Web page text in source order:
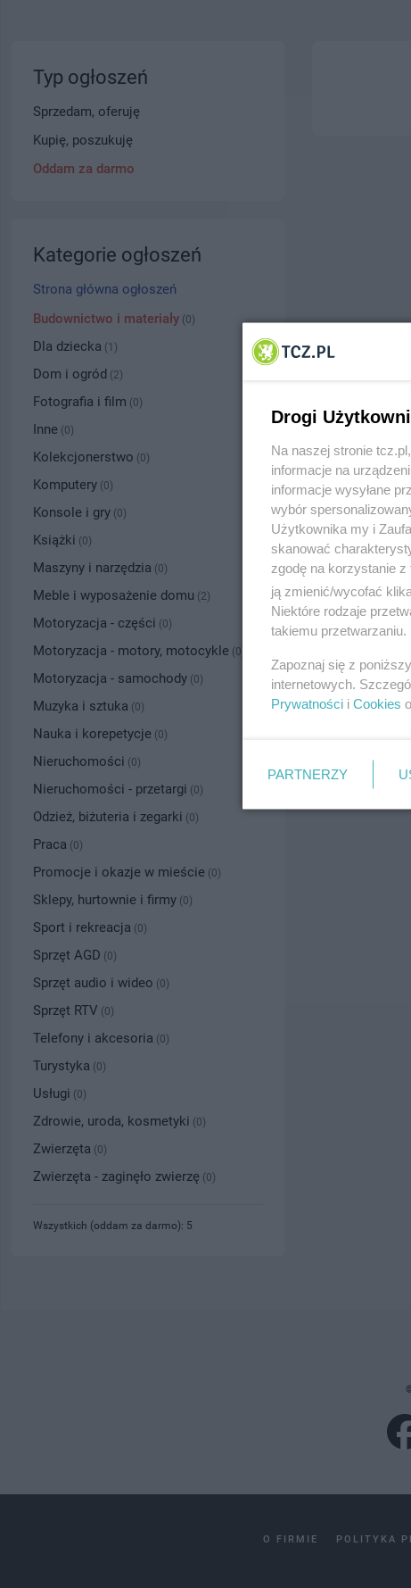
Typ ogłoszeń
Sprzedam, oferuję
Kupię, poszukuję
Oddam za darmo
Kategorie ogłoszeń
Strona główna ogłoszeń
Budownictwo i materiały (0)
Dla dziecka (1)
Dom i ogród (2)
Fotografia i film (0)
Inne (0)
Kolekcjonerstwo (0)
Komputery (0)
Konsole i gry (0)
Książki (0)
Maszyny i narzędzia (0)
Meble i wyposażenie domu (2)
Motoryzacja - części (0)
Motoryzacja - motory, motocykle (0)
Motoryzacja - samochody (0)
Muzyka i sztuka (0)
Nauka i korepetycje (0)
Nieruchomości (0)
Nieruchomości - przetargi (0)
Odzież, biżuteria i zegarki (0)
Praca (0)
Promocje i okazje w mieście (0)
Sklepy, hurtownie i firmy (0)
Sport i rekreacja (0)
Sprzęt AGD (0)
Sprzęt audio i wideo (0)
Sprzęt RTV (0)
Telefony i akcesoria (0)
Turystyka (0)
Usługi (0)
Zdrowie, uroda, kosmetyki (0)
Zwierzęta (0)
Zwierzęta - zaginęło zwierzę (0)
Wszystkich (oddam za darmo): 5
O FIRMIE POLITYKA
Drogi
Na naszej stronie
informacje na
informacje wysyłane
wybór
Użytkownika my i
skanować
zgodę na korzystanie z
ją zmienić/wycofać
Niektóre rodzaje
takiemu przetwarzaniu.
Zapoznaj się z
internetowych.
Prywatności i Cookies
PARTNERZY